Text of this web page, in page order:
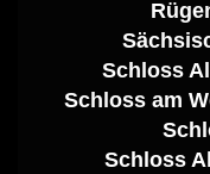
Schloss
Schloss am
Schloss